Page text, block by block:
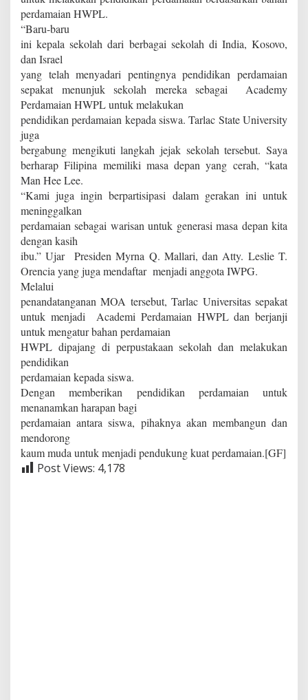
perdamaian HWPL.
“Baru-baru
ini kepala sekolah dari berbagai sekolah di India, Kosovo,
dan Israel
yang telah menyadari pentingnya pendidikan perdamaian
sepakat menunjuk sekolah mereka sebagai Academy
Perdamaian HWPL untuk melakukan
pendidikan perdamaian kepada siswa. Tarlac State University
juga
bergabung mengikuti langkah jejak sekolah tersebut. Saya
berharap Filipina memiliki masa depan yang cerah, “kata
Man Hee Lee.
“Kami juga ingin berpartisipasi dalam gerakan ini untuk
meninggalkan
perdamaian sebagai warisan untuk generasi masa depan kita
dengan kasih
ibu.” Ujar Presiden Myrna Q. Mallari, dan Atty. Leslie T.
Orencia yang juga mendaftar menjadi anggota IWPG.
Melalui
penandatanganan MOA tersebut, Tarlac Universitas sepakat
untuk menjadi Academi Perdamaian HWPL dan berjanji
untuk mengatur bahan perdamaian
HWPL dipajang di perpustakaan sekolah dan melakukan
pendidikan
perdamaian kepada siswa.
Dengan memberikan pendidikan perdamaian untuk
menanamkan harapan bagi
perdamaian antara siswa, pihaknya akan membangun dan
mendorong
kaum muda untuk menjadi pendukung kuat perdamaian.[GF]
Post Views: 4,178